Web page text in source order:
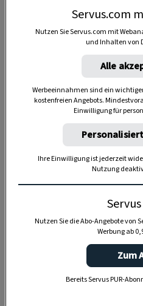
Servus.com
Nutzen Sie Servus.com mit
und Inhalten von
Alle
Werbeeinnahmen sind ein
kostenfreien Angebots.
Einwilligung für
Ihre Einwilligung ist jederzeit
Nutzung
Nutzen Sie die Abo-Angebote von
Werbung ab
Zum
Bereits Servus PUR-